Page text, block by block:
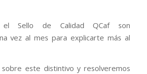
el Sello de Calidad QCaf son
vez al mes para explicarte más al
este distintivo y resolveremos